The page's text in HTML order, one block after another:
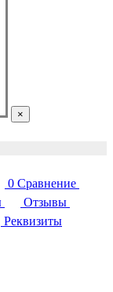
×
0 Сравнение
Отзывы
Реквизиты